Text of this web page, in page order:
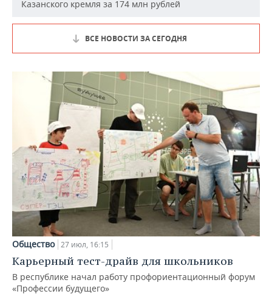
Казанского кремля за 174 млн рублей
ВСЕ НОВОСТИ ЗА СЕГОДНЯ
Общество 27 июл, 16:15
Карьерный тест-драйв для школьников
В республике начал работу профориентационный форум
«Профессии будущего»